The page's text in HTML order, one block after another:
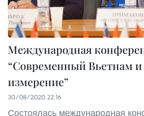
Международная
“Современный Вьетнам и
измерение”
30/08/2020 22:16
Состоялась международная